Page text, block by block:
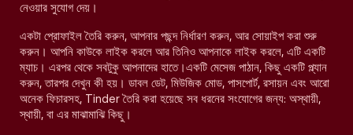
নেওয়ার সুযোগ দেয়।
একটা প্রোফাইল তৈরি করুন, আপনার পছন্দ নির্ধারণ করুন, আর সোয়াইপ করা শুরু
করুন। আপনি কাউকে লাইক করলে আর তিনিও আপনাকে লাইক করলে, এটি একটি
ম্যাচ। এরপর থেকে সবটুকু আপনাদের হাতে।একটি মেসেজ পাঠান, কিছু একটি প্ল্যান
করুন, তারপর দেখুন কী হয়। ডাবল ডেট, মিউজিক মোড, পাসপোর্ট, রসায়ন এবং আরো
অনেক ফিচারসহ, Tinder তৈরি করা হয়েছে সব ধরনের সংযোগের জন্য: অস্থায়ী,
স্থায়ী, বা এর মাঝামাঝি কিছু।